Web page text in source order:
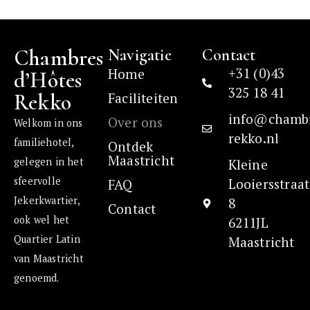
Chambres
d’Hôtes
Rekko
Welkom in ons
familiehotel,
gelegen in het
sfeervolle
Jekerkwartier,
ook wel het
Quartier Latin
van Maastricht
genoemd.
Navigatie
Home
Faciliteiten
Over ons
Ontdek
Maastricht
FAQ
Contact
Contact
+31 (0)43
325 18 41
rekko.nl
Kleine
Looiersstraat
8
6211JL
Maastricht